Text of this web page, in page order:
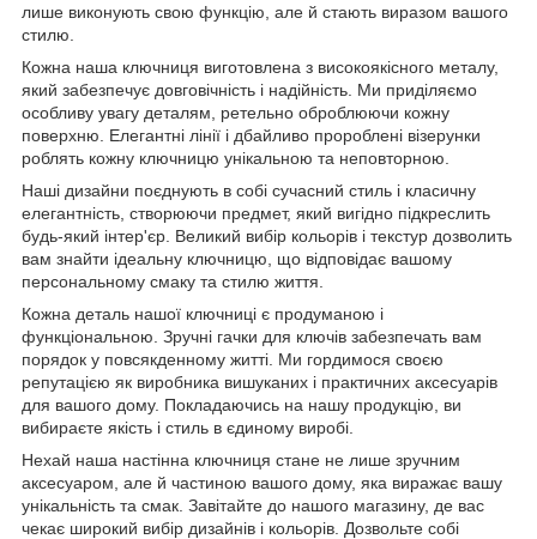
лише виконують свою функцію, але й стають виразом вашого
стилю.
Кожна наша ключниця виготовлена з високоякісного металу,
який забезпечує довговічність і надійність. Ми приділяємо
особливу увагу деталям, ретельно оброблюючи кожну
поверхню. Елегантні лінії і дбайливо пророблені візерунки
роблять кожну ключницю унікальною та неповторною.
Наші дизайни поєднують в собі сучасний стиль і класичну
елегантність, створюючи предмет, який вигідно підкреслить
будь-який інтер'єр. Великий вибір кольорів і текстур дозволить
вам знайти ідеальну ключницю, що відповідає вашому
персональному смаку та стилю життя.
Кожна деталь нашої ключниці є продуманою і
функціональною. Зручні гачки для ключів забезпечать вам
порядок у повсякденному житті. Ми гордимося своєю
репутацією як виробника вишуканих і практичних аксесуарів
для вашого дому. Покладаючись на нашу продукцію, ви
вибираєте якість і стиль в єдиному виробі.
Нехай наша настінна ключниця стане не лише зручним
аксесуаром, але й частиною вашого дому, яка виражає вашу
унікальність та смак. Завітайте до нашого магазину, де вас
чекає широкий вибір дизайнів і кольорів. Дозвольте собі